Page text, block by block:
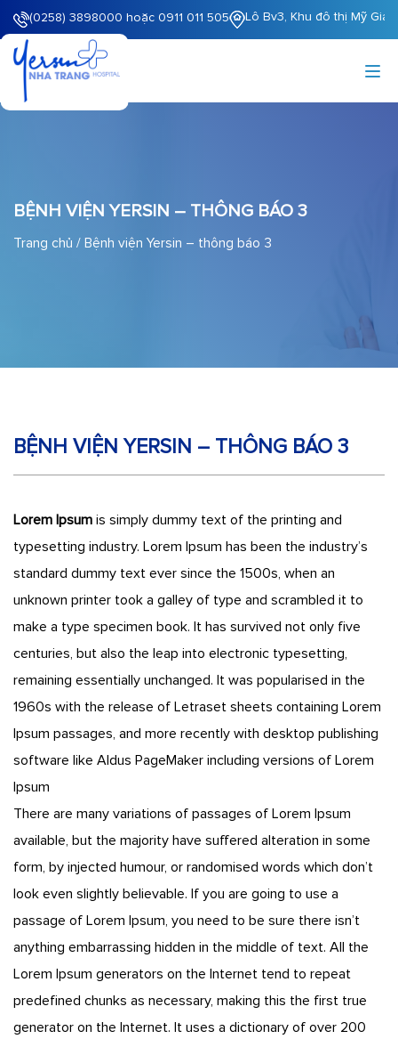
(0258) 3898000 hoặc 0911 011 505 Lô Bv3, Khu đô thị Mỹ
BỆNH VIỆN YERSIN – THÔNG BÁO 3
Trang chủ / Bệnh viện Yersin – thông báo 3
BỆNH VIỆN YERSIN – THÔNG BÁO 3
Lorem Ipsum is simply dummy text of the printing and
typesetting industry. Lorem Ipsum has been the industry’s
standard dummy text ever since the 1500s, when an
unknown printer took a galley of type and scrambled it to
make a type specimen book. It has survived not only five
centuries, but also the leap into electronic typesetting,
remaining essentially unchanged. It was popularised in the
1960s with the release of Letraset sheets containing Lorem
Ipsum passages, and more recently with desktop publishing
software like Aldus PageMaker including versions of Lorem
Ipsum
There are many variations of passages of Lorem Ipsum
available, but the majority have suffered alteration in some
form, by injected humour, or randomised words which don’t
look even slightly believable. If you are going to use a
passage of Lorem Ipsum, you need to be sure there isn’t
anything embarrassing hidden in the middle of text. All the
Lorem Ipsum generators on the Internet tend to repeat
predefined chunks as necessary, making this the first true
generator on the Internet. It uses a dictionary of over 200